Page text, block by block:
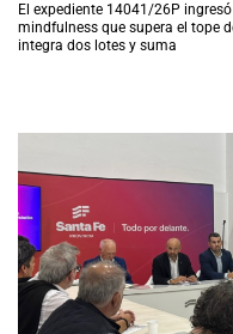
El expediente 14041/26P
mindfulness que supera el tope
integra dos lotes y suma